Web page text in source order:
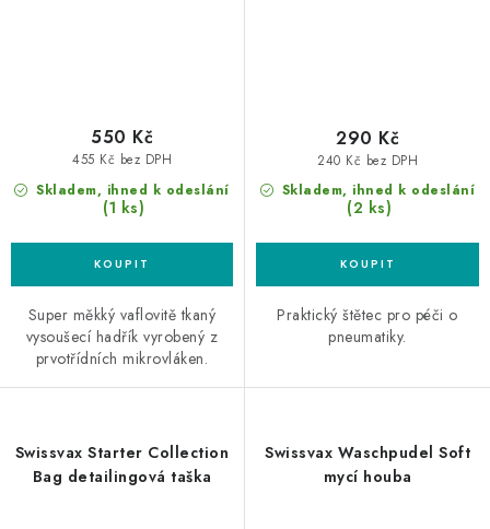
Skladem, ihned k odeslání
(1 ks)
455 Kč bez DPH
550 Kč
Super měkký vaflovitě tkaný
vysoušecí hadřík vyrobený z
prvotřídních mikrovláken.
Skladem, ihned k odeslání
(2 ks)
240 Kč bez DPH
290 Kč
Praktický štětec pro péči o
pneumatiky.
Swissvax Starter Collection
Bag detailingová taška
Swissvax Waschpudel Soft
mycí houba